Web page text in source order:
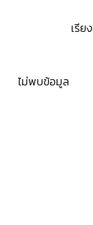
เรีย
ไม่พบข้อมูล